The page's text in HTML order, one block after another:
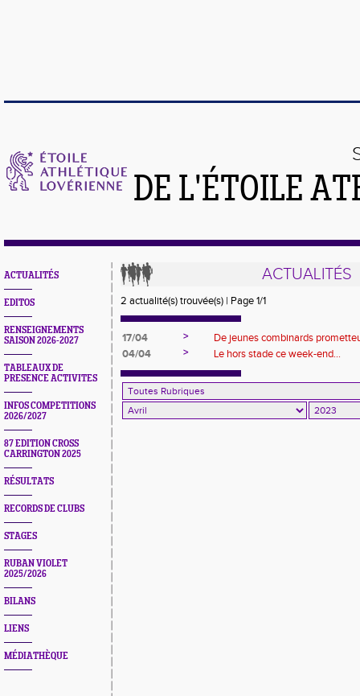
DE L'ÉTOILE
ACTUALITÉS
EDITOS
RENSEIGNEMENTS
SAISON 2026-2027
TABLEAUX DE
PRESENCE ACTIVITES
INFOS COMPETITIONS
2026/2027
87 EDITION CROSS
CARRINGTON 2025
RÉSULTATS
RECORDS DE CLUBS
STAGES
RUBAN VIOLET
2025/2026
BILANS
LIENS
MÉDIATHÈQUE
ACTUALITÉS
2 actualité(s) trouvée(s) | Page 1/1
17/04 >
De jeunes combinards
04/04
> Le hors stade ce week-end...